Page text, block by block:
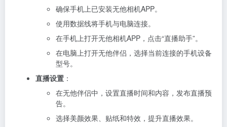
确保手机上已安装无他相机APP。
使用数据线将手机与电脑连接。
在手机上打开无他相机APP，点击“直播助手”。
在电脑上打开无他伴侣，选择当前连接的手机设备
型号。
直播设置 ：
在无他伴侣中，设置直播时间和内容，发布直播预
告。
选择美颜效果、贴纸和特效，提升直播效果。